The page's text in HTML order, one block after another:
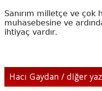
Sanırım milletçe ve çok
muhasebesine ve
ihtiyaç vardır.
Hacı Gaydan / diğer